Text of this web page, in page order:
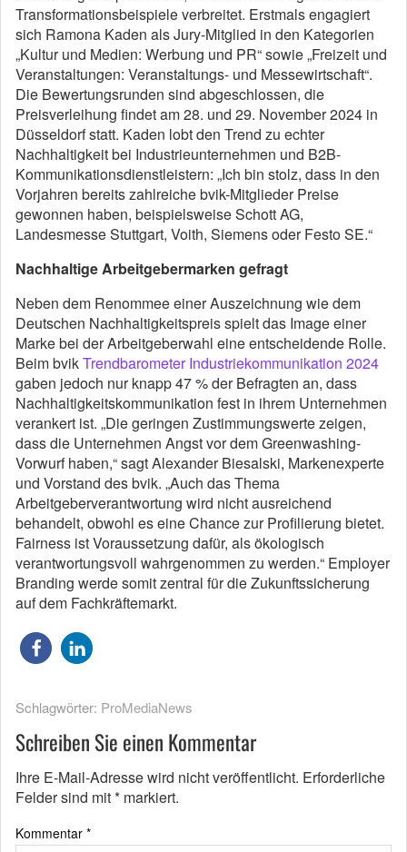
Transformationsbeispiele verbreitet. Erstmals engagiert
sich Ramona Kaden als Jury-Mitglied in den Kategorien
„Kultur und Medien: Werbung und PR“ sowie „Freizeit und
Veranstaltungen: Veranstaltungs- und Messewirtschaft“.
Die Bewertungsrunden sind abgeschlossen, die
Preisverleihung findet am 28. und 29. November 2024 in
Düsseldorf statt. Kaden lobt den Trend zu echter
Nachhaltigkeit bei Industrieunternehmen und B2B-
Kommunikationsdienstleistern: „Ich bin stolz, dass in den
Vorjahren bereits zahlreiche bvik-Mitglieder Preise
gewonnen haben, beispielsweise Schott AG,
Landesmesse Stuttgart, Voith, Siemens oder Festo SE.“
Nachhaltige Arbeitgebermarken gefragt
Neben dem Renommee einer Auszeichnung wie dem
Deutschen Nachhaltigkeitspreis spielt das Image einer
Marke bei der Arbeitgeberwahl eine entscheidende Rolle.
Beim bvikTrendbarometer Industriekommunikation 2024
gaben jedoch nur knapp 47 % der Befragten an, dass
Nachhaltigkeitskommunikation fest in ihrem Unternehmen
verankert ist. „Die geringen Zustimmungswerte zeigen,
dass die Unternehmen Angst vor dem Greenwashing-
Vorwurf haben,“ sagt Alexander Biesalski, Markenexperte
und Vorstand des bvik. „Auch das Thema
Arbeitgeberverantwortung wird nicht ausreichend
behandelt, obwohl es eine Chance zur Profilierung bietet.
Fairness ist Voraussetzung dafür, als ökologisch
verantwortungsvoll wahrgenommen zu werden.“ Employer
Branding werde somit zentral für die Zukunftssicherung
auf dem Fachkräftemarkt.
Schlagwörter: ProMediaNews
Schreiben Sie einen Kommentar
Ihre E-Mail-Adresse wird nicht veröffentlicht. Erforderliche
Felder sind mit* markiert.
Kommentar *